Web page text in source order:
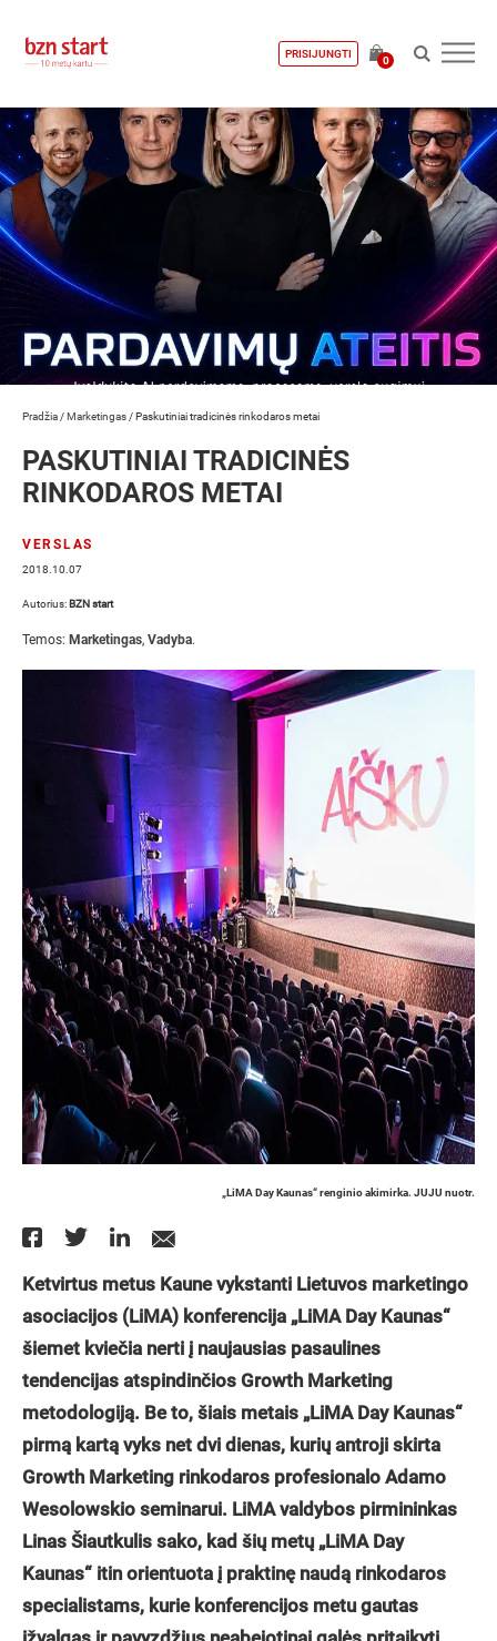
PRISIJUNGTI
0
Pradžia /Marketingas /Paskutiniai tradicinės rinkodaros metai
PASKUTINIAI TRADICINĖS
RINKODAROS METAI
VERSLAS
2018.10.07
Autorius: BZN start
Temos: Marketingas, Vadyba.
„LiMA Day Kaunas“ renginio akimirka. JUJU nuotr.
Ketvirtus metus Kaune vykstanti Lietuvos marketingo
asociacijos (LiMA) konferencija „LiMA Day Kaunas“
šiemet kviečia nerti į naujausias pasaulines
tendencijas atspindinčios Growth Marketing
metodologiją. Be to, šiais metais „LiMA Day Kaunas“
pirmą kartą vyks net dvi dienas, kurių antroji skirta
Growth Marketing rinkodaros profesionalo Adamo
Wesolowskio seminarui. LiMA valdybos pirmininkas
Linas Šiautkulis sako, kad šių metų „LiMA Day
Kaunas“ itin orientuota į praktinę naudą rinkodaros
specialistams, kurie konferencijos metu gautas